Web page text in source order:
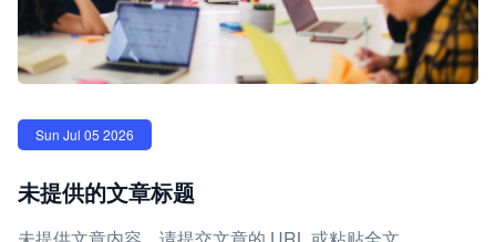
Sun Jul 05 2026
未提供的文章标题